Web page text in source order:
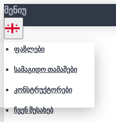
ᲛᲔᲜᲘᲣ
ᲤᲐᲖᲚᲔᲑᲘ
ᲡᲐᲛᲐᲒᲘᲓᲝ ᲗᲐᲛᲐᲨᲔᲑᲘ
ᲙᲝᲜᲡᲢᲠᲣᲥᲢᲝᲠᲔᲑᲘ
ᲩᲕᲔᲜ ᲨᲔᲡᲐᲮᲔᲑ